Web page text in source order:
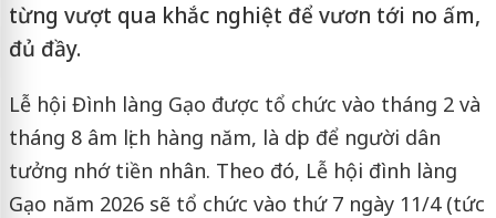
từng vượt qua khắc nghiệt để vươn tới no ấm,
đủ đầy.
Lễ hội Đình làng Gạo được tổ chức vào tháng 2 và
tháng 8 âm lịch hàng năm, là dịp để người dân
tưởng nhớ tiền nhân. Theo đó, Lễ hội đình làng
Gạo năm 2026 sẽ tổ chức vào thứ 7 ngày 11/4 (tức